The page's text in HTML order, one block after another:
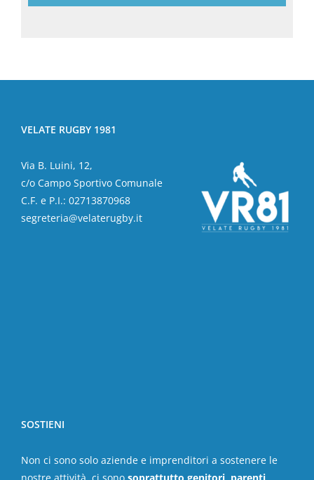
VELATE RUGBY 1981
Via B. Luini, 12,
c/o Campo Sportivo Comunale
C.F. e P.I.: 02713870968
segreteria@velaterugby.it
SOSTIENI
Non ci sono solo aziende e imprenditori a sostenere le